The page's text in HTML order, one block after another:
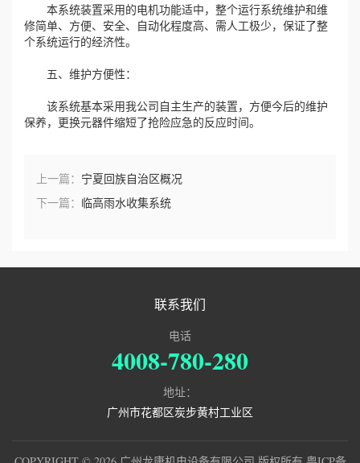
本系统装置采用的电机功能适中，整个运行系统维护和维
修简单、方便、安全、自动化程度高、需人工极少，保证了整
个系统运行的经济性。
五、维护方便性：
该系统基本采用我公司自主生产的装置，方便今后的维护
保养，更换元器件缩短了抢险应急的反应时间。
上一篇： 宁夏回族自治区概况
下一篇： 临高雨水收集系统
联系我们
电话
4008-780-280
地址：
广州市花都区炭步黄村工业区